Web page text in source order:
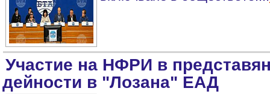
Участие на НФРИ в
дейности в "Лозана" ЕАД